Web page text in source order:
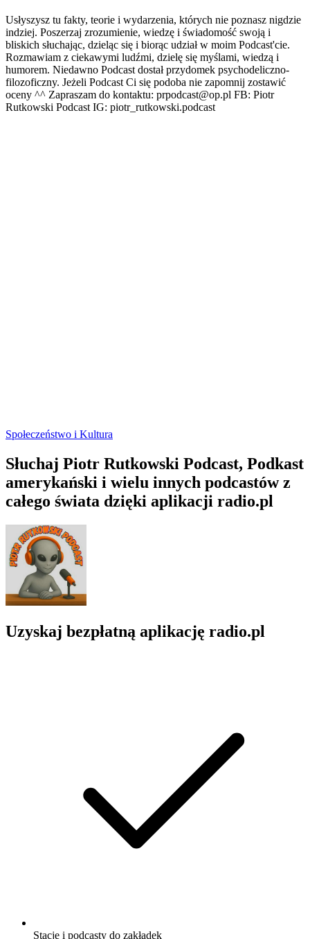
Usłyszysz tu fakty, teorie i wydarzenia, których nie poznasz nigdzie
indziej. Poszerzaj zrozumienie, wiedzę i świadomość swoją i
bliskich słuchając, dzieląc się i biorąc udział w moim Podcast'cie.
Rozmawiam z ciekawymi ludźmi, dzielę się myślami, wiedzą i
humorem. Niedawno Podcast dostał przydomek psychodeliczno-
filozoficzny. Jeżeli Podcast Ci się podoba nie zapomnij zostawić
oceny ^^ Zapraszam do kontaktu: prpodcast@op.pl FB: Piotr
Rutkowski Podcast IG: piotr_rutkowski.podcast
Społeczeństwo i Kultura
Słuchaj Piotr Rutkowski Podcast, Podkast
amerykański i wielu innych podcastów z
całego świata dzięki aplikacji radio.pl
Uzyskaj bezpłatną aplikację radio.pl
Stacje i podcasty do zakładek